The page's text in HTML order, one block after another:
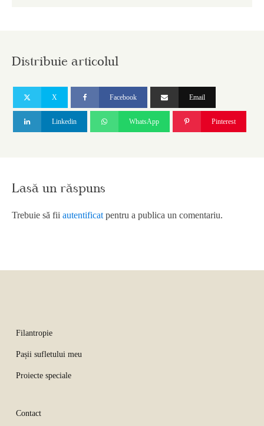
Distribuie articolul
X Facebook Email
Linkedin WhatsApp Pinterest
Lasă un răspuns
Trebuie să fii autentificat pentru a publica un comentariu.
Filantropie
Pașii sufletului meu
Proiecte speciale
Contact